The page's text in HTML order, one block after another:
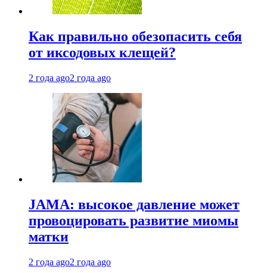
Как правильно обезопасить себя
от иксодовых клещей?
2 года ago2 года ago
JAMA: высокое давление может
провоцировать развитие миомы
матки
2 года ago2 года ago